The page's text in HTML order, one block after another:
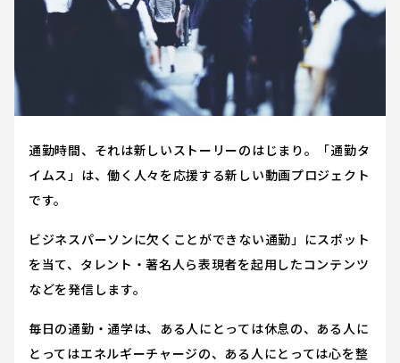
通勤時間、それは新しいストーリーのはじまり。「通勤タ
イムス」は、働く人々を応援する新しい動画プロジェクト
です。
ビジネスパーソンに欠くことができない通勤」にスポット
を当て、タレント・著名人ら表現者を起用したコンテンツ
などを発信します。
毎日の通勤・通学は、ある人にとっては休息の、ある人に
とってはエネルギーチャージの、ある人にとっては心を整